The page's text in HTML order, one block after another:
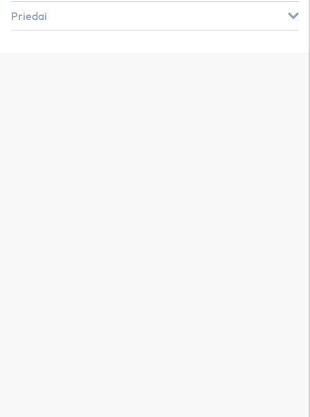
Priedai